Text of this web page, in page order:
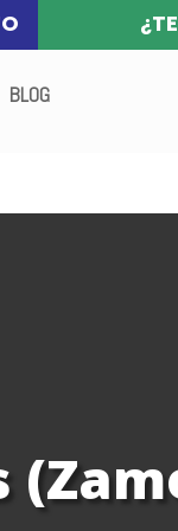
BLOG